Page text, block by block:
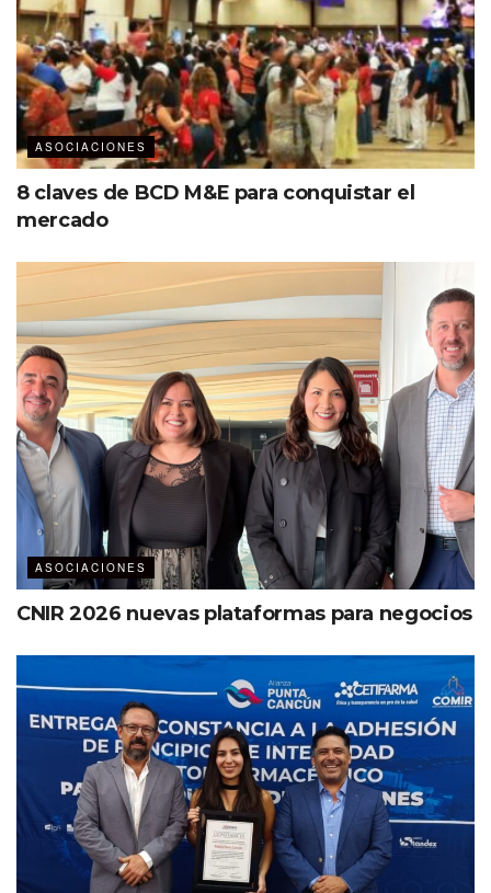
ASOCIACIONES
8 claves de BCD M&E para conquistar el
mercado
ASOCIACIONES
CNIR 2026 nuevas plataformas para negocios